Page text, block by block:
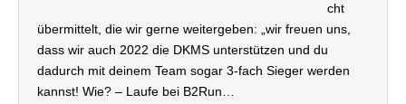
cht
übermittelt, die wir gerne weitergeben: „wir freuen uns,
dass wir auch 2022 die DKMS unterstützen und du
dadurch mit deinem Team sogar 3-fach Sieger werden
kannst! Wie? – Laufe bei B2Run…